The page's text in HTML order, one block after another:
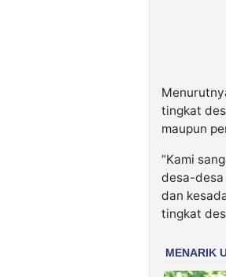
tingkat
maupun
“Kami
desa-desa
dan
tingkat